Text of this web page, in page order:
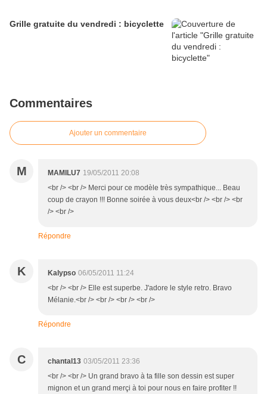
Grille gratuite du vendredi : bicyclette
Commentaires
Ajouter un commentaire
M MAMILU7 19/05/2011 20:08
<br /> <br /> Merci pour ce modèle très sympathique... Beau
coup de crayon !!! Bonne soirée à vous deux<br /> <br /> <br
/> <br />
Répondre
K Kalypso 06/05/2011 11:24
<br /> <br /> Elle est superbe. J'adore le style retro. Bravo
Mélanie.<br /> <br /> <br /> <br />
Répondre
C chantal13 03/05/2011 23:36
<br /> <br /> Un grand bravo à ta fille son dessin est super
mignon et un grand merçi à toi pour nous en faire profiter !!